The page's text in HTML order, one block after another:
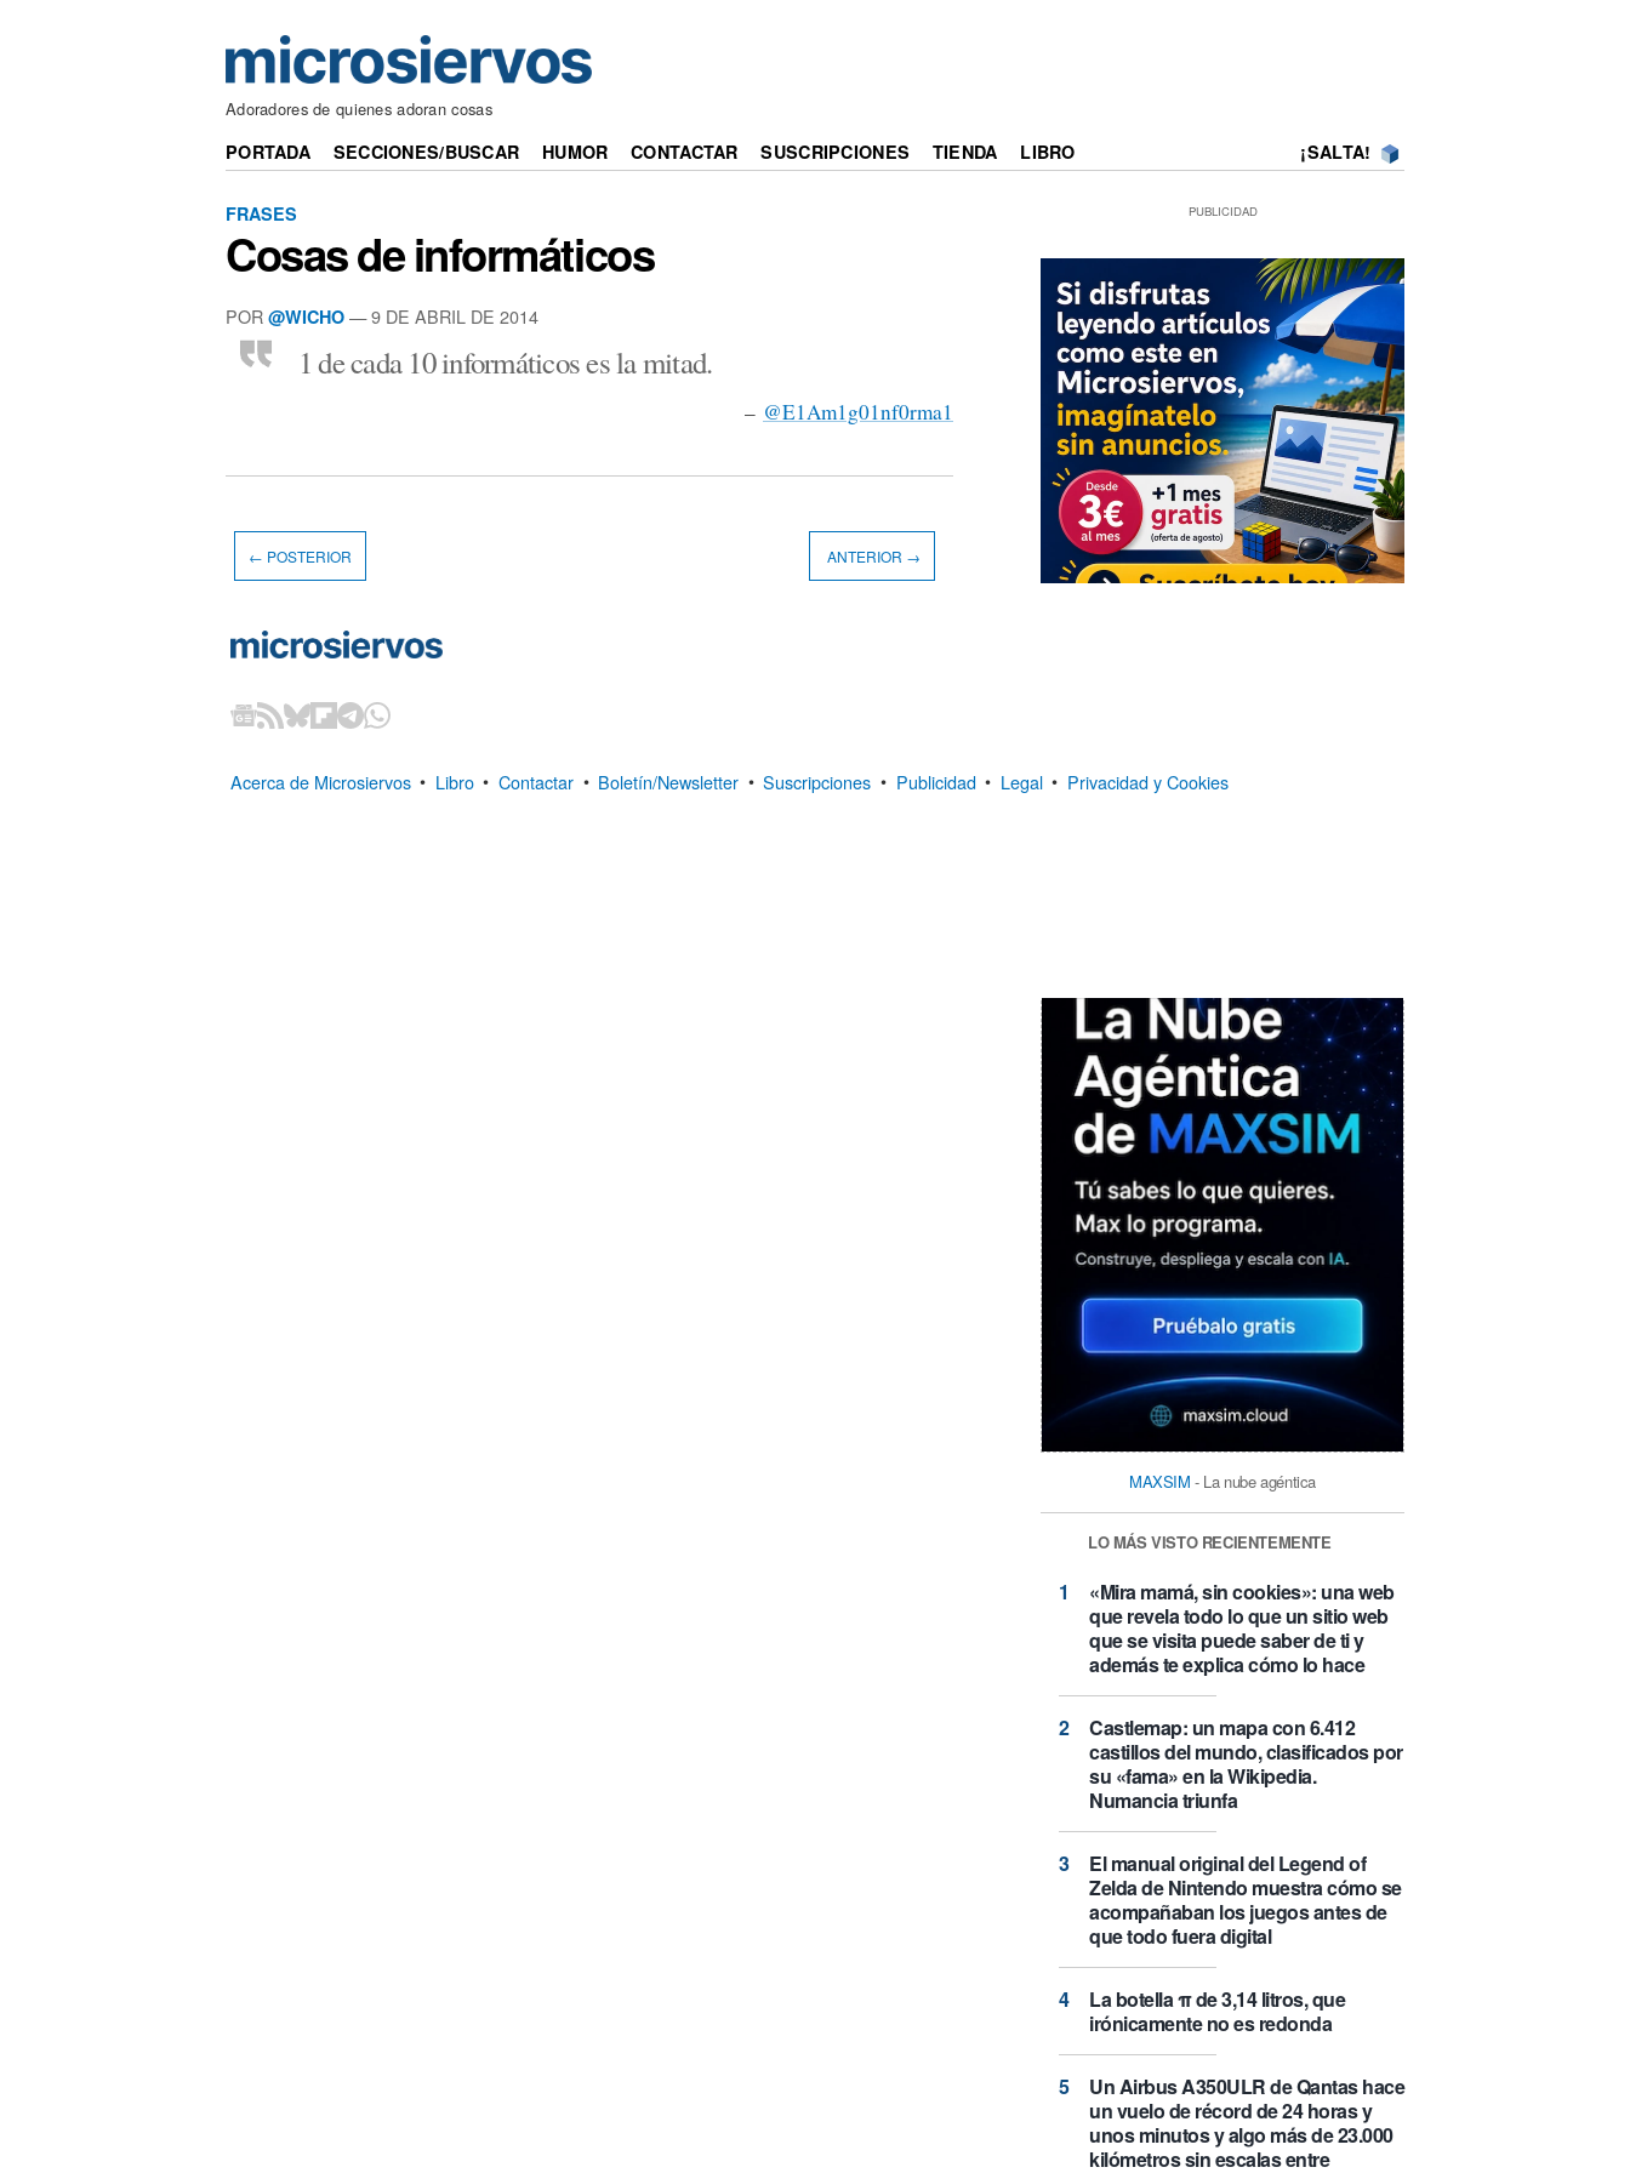
Adoradores de quienes adoran cosas
PORTADA SECCIONES/BUSCAR HUMOR CONTACTAR SUSCRIPCIONES TIENDA LIBRO ¡SALTA!
FRASES
Cosas de informáticos
POR @WICHO — 9 DE ABRIL DE 2014
1 de cada 10 informáticos es la mitad.
– @E1Am1g01nf0rma1
PUBLICIDAD
MAXSIM - La nube agéntica
LO MÁS VISTO RECIENTEMENTE
«Mira mamá, sin cookies»: una web
que revela todo lo que un sitio web
que se visita puede saber de ti y
además te explica cómo lo hace
Castlemap: un mapa con 6.412
castillos del mundo, clasificados por
su «fama» en la Wikipedia.
Numancia triunfa
El manual original del Legend of
Zelda de Nintendo muestra cómo se
acompañaban los juegos antes de
que todo fuera digital
La botella π de 3,14 litros, que
irónicamente no es redonda
Un Airbus A350ULR de Qantas hace
un vuelo de récord de 24 horas y
unos minutos y algo más de 23.000
kilómetros sin escalas entre
← POSTERIOR ANTERIOR →
Acerca de Microsiervos • Libro • Contactar • Boletín/Newsletter • Suscripciones • Publicidad • Legal • Privacidad y Cookies